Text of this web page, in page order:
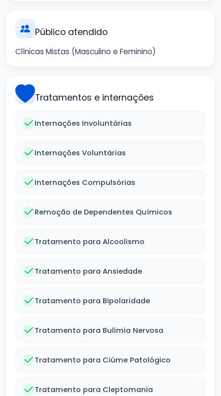
Público atendido
Clínicas Mistas (Masculino e Feminino)
Tratamentos e internações
Internações Involuntárias
Internações Voluntárias
Internações Compulsórias
Remoção de Dependentes Químicos
Tratamento para Alcoolismo
Tratamento para Ansiedade
Tratamento para Bipolaridade
Tratamento para Bulimia Nervosa
Tratamento para Ciúme Patológico
Tratamento para Cleptomania